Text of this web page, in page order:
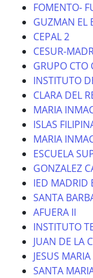
FOMENTO-
GUZMAN EL
CEPAL 2
CESUR-
GRUPO CTO
INSTITUTO
CLARA DEL
MARIA
ISLAS
MARIA
ESCUELA
GONZALEZ
IED MADRID
SANTA
AFUERA II
INSTITUTO
JUAN DE LA
JESUS MARIA
SANTA